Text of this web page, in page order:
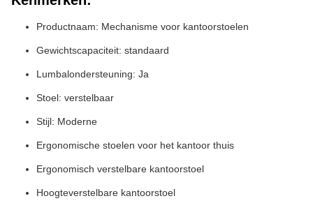
Productnaam: Mechanisme voor kantoorstoelen
Gewichtscapaciteit: standaard
Lumbalondersteuning: Ja
Stoel: verstelbaar
Stijl: Moderne
Ergonomische stoelen voor het kantoor thuis
Ergonomisch verstelbare kantoorstoel
Hoogteverstelbare kantoorstoel